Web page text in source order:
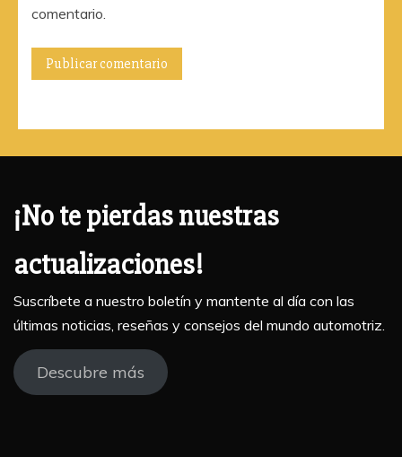
comentario.
¡No te pierdas nuestras
actualizaciones!
Suscríbete a nuestro boletín y mantente al día con las
últimas noticias, reseñas y consejos del mundo automotriz.
Descubre más